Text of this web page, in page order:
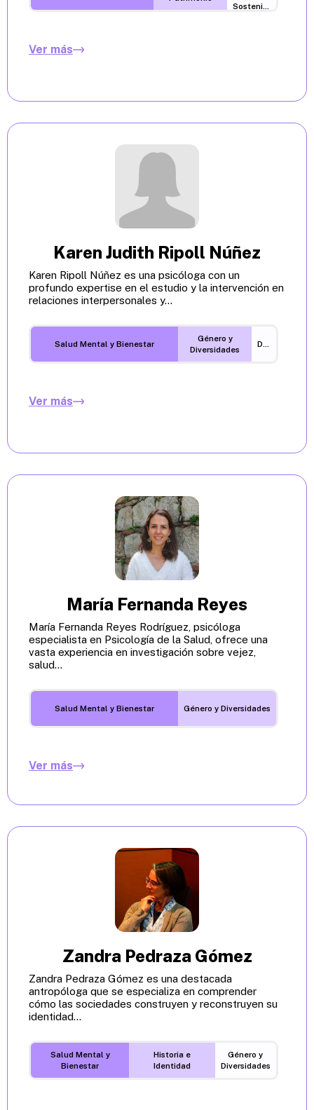
Sostenibilidad
Ver más
Karen Judith Ripoll Núñez
Karen Ripoll Núñez es una psicóloga con un
profundo expertise en el estudio y la intervención en
relaciones interpersonales y...
Salud Mental y Bienestar
Género y
Diversidades
Desigualdades
Ver más
María Fernanda Reyes
María Fernanda Reyes Rodríguez, psicóloga
especialista en Psicología de la Salud, ofrece una
vasta experiencia en investigación sobre vejez,
salud...
Salud Mental y Bienestar Género y Diversidades
Ver más
Zandra Pedraza Gómez
Zandra Pedraza Gómez es una destacada
antropóloga que se especializa en comprender
cómo las sociedades construyen y reconstruyen su
identidad...
Salud Mental y
Bienestar
Historia e
Identidad
Género y
Diversidades